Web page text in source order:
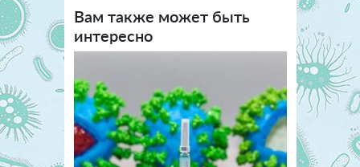
Вам также может быть
интересно